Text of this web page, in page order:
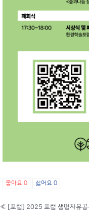
좋아요 0 싫어요 0
« [포럼] 2025 포럼 생명자유공